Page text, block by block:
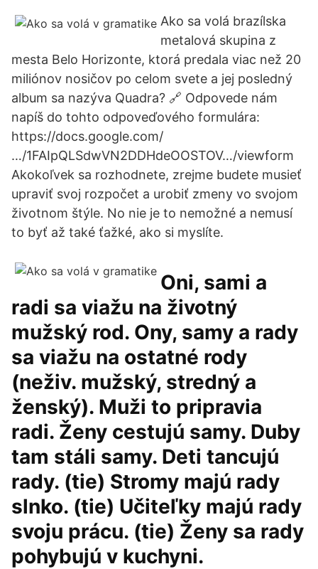
Ako sa volá brazílska
metalová skupina z
mesta Belo Horizonte, ktorá predala viac než 20
miliónov nosičov po celom svete a jej posledný
album sa nazýva Quadra? 🔗 Odpovede nám
napíš do tohto odpoveďového formulára:
https://docs.google.com/
…/1FAIpQLSdwVN2DDHdeOOSTOV…/viewform
Akokoľvek sa rozhodnete, zrejme budete musieť
upraviť svoj rozpočet a urobiť zmeny vo svojom
životnom štýle. No nie je to nemožné a nemusí
to byť až také ťažké, ako si myslíte.
Oni, sami a
radi sa viažu na životný
mužský rod. Ony, samy a rady
sa viažu na ostatné rody
(neživ. mužský, stredný a
ženský). Muži to pripravia
radi. Ženy cestujú samy. Duby
tam stáli samy. Deti tancujú
rady. (tie) Stromy majú rady
slnko. (tie) Učiteľky majú rady
svoju prácu. (tie) Ženy sa rady
pohybujú v kuchyni.